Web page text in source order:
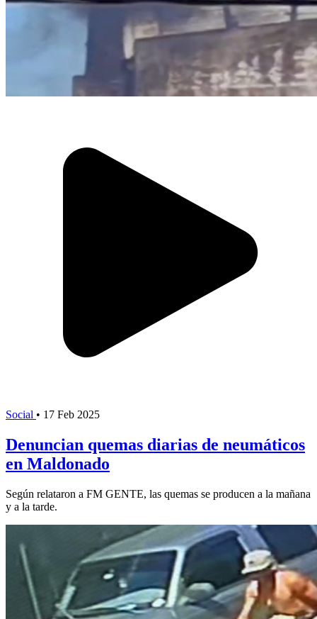
Social • 17 Feb 2025
Denuncian quemas diarias de neumáticos
en Maldonado
Según relataron a FM GENTE, las quemas se producen a la mañana
y a la tarde.